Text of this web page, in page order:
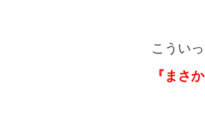
こうい
『まさ